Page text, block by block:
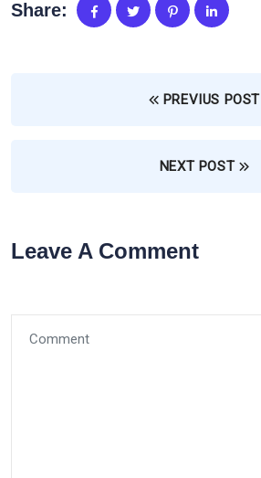
Share:
PREVIUS POST
NEXT POST
Leave A Comment